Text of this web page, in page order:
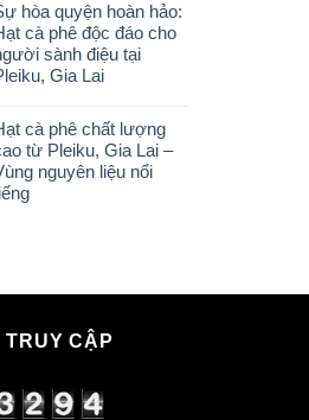
hòa quyện hoàn hảo:
cà phê độc đáo cho
sành điệu tại
Gia Lai
cà phê chất lượng
từ Pleiku, Gia Lai –
nguyên liệu nổi
TRUY CẬP